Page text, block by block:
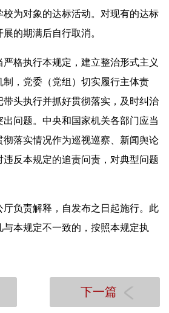
为对象的达标活动。对现有的达标
的期满后自行取消。
执行本规定，建立整治形式主义
制，党委（党组）切实履行主体责
头执行并抓好贯彻落实，及时纠治
问题。中央和国家机关各部门应当
落实情况作为巡视巡察、新闻舆论
反本规定的追责问责，对典型问题
负责解释，自发布之日起施行。此
本规定不一致的，按照本规定执
下一篇